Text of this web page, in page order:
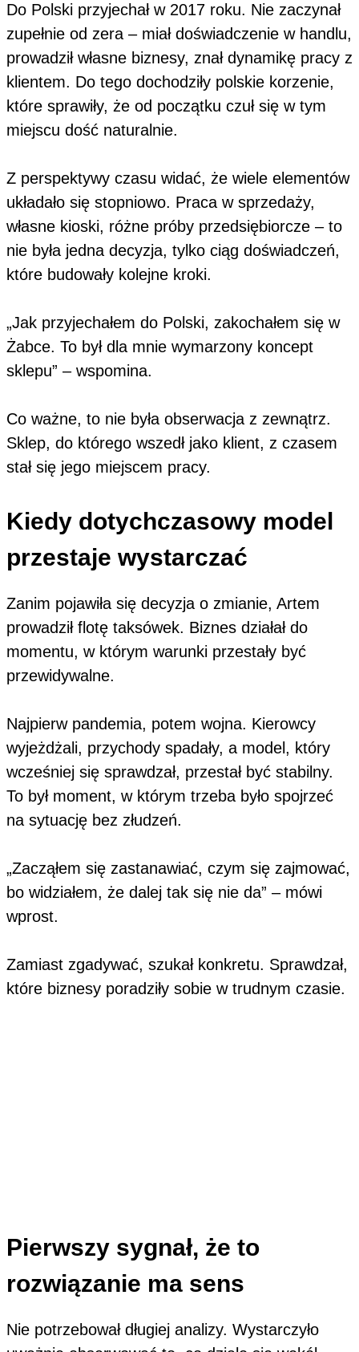
Do Polski przyjechał w 2017 roku. Nie zaczynał
zupełnie od zera – miał doświadczenie w handlu,
prowadził własne biznesy, znał dynamikę pracy z
klientem. Do tego dochodziły polskie korzenie,
które sprawiły, że od początku czuł się w tym
miejscu dość naturalnie.
Z perspektywy czasu widać, że wiele elementów
układało się stopniowo. Praca w sprzedaży,
własne kioski, różne próby przedsiębiorcze – to
nie była jedna decyzja, tylko ciąg doświadczeń,
które budowały kolejne kroki.
„Jak przyjechałem do Polski, zakochałem się w
Żabce. To był dla mnie wymarzony koncept
sklepu” – wspomina.
Co ważne, to nie była obserwacja z zewnątrz.
Sklep, do którego wszedł jako klient, z czasem
stał się jego miejscem pracy.
Kiedy dotychczasowy model
przestaje wystarczać
Zanim pojawiła się decyzja o zmianie, Artem
prowadził flotę taksówek. Biznes działał do
momentu, w którym warunki przestały być
przewidywalne.
Najpierw pandemia, potem wojna. Kierowcy
wyjeżdżali, przychody spadały, a model, który
wcześniej się sprawdzał, przestał być stabilny.
To był moment, w którym trzeba było spojrzeć
na sytuację bez złudzeń.
„Zacząłem się zastanawiać, czym się zajmować,
bo widziałem, że dalej tak się nie da” – mówi
wprost.
Zamiast zgadywać, szukał konkretu. Sprawdzał,
które biznesy poradziły sobie w trudnym czasie.
Pierwszy sygnał, że to
rozwiązanie ma sens
Nie potrzebował długiej analizy. Wystarczyło